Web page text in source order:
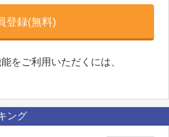
登録(無料)
をご利用いただくには、
ング